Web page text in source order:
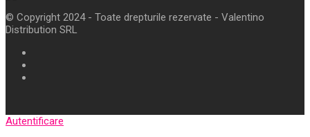
© Copyright 2024 - Toate drepturile rezervate - Valentino
Distribution SRL
Autentificare